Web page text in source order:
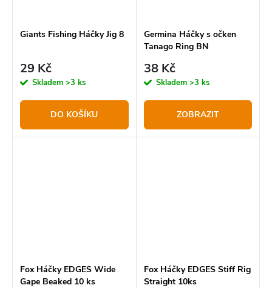
Giants Fishing Háčky Jig 8
29 Kč
Skladem >3 ks
DO KOŠÍKU
Germina Háčky s očken
Tanago Ring BN
38 Kč
Skladem >3 ks
ZOBRAZIT
Fox Háčky EDGES Wide
Gape Beaked 10 ks
Fox Háčky EDGES Stiff Rig
Straight 10ks